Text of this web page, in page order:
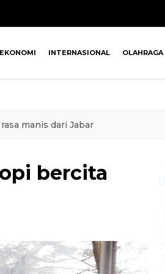
EKONOMI INTERNASIONAL OLAHRAGA
manis dari Jabar
bercita